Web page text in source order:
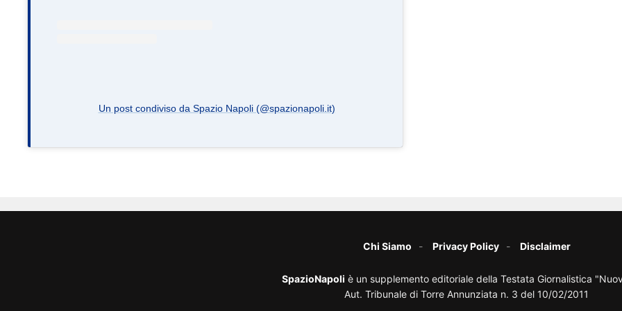
Un post condiviso da Spazio Napoli (@spazionapoli.it)
Chi Siamo Privacy Policy Disclaimer
SpazioNapoli è un supplemento editoriale della Testata Giornalistica
Aut. Tribunale di Torre Annunziata n. 3 del 10/02/2011